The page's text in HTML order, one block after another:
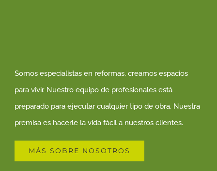
Somos especialistas en reformas, creamos espacios
para vivir. Nuestro equipo de profesionales está
preparado para ejecutar cualquier tipo de obra. Nuestra
premisa es hacerle la vida fácil a nuestros clientes.
MÁS SOBRE NOSOTROS